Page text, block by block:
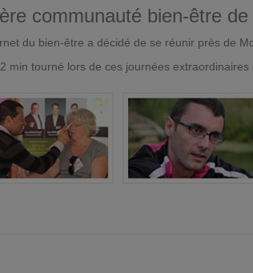
communauté bien-être
du bien-être a décidé de se réunir près de
min tourné lors de ces journées